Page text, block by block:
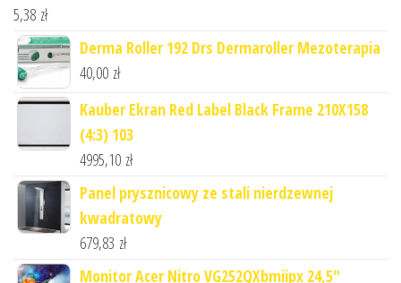
5,38 zł
Derma Roller 192 Drs Dermaroller Mezoterapia
40,00 zł
Kauber Ekran Red Label Black Frame 210X158
(4:3) 103
4995,10 zł
Panel prysznicowy ze stali nierdzewnej
kwadratowy
679,83 zł
Monitor Acer Nitro VG252QXbmiipx 24,5"